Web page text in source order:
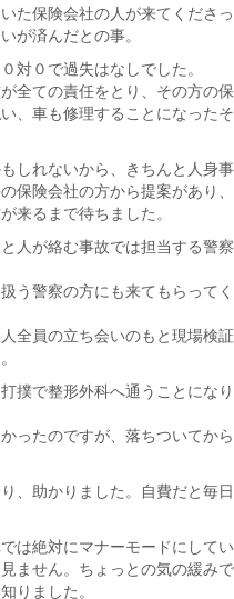
た保険会社の人が来てくださっ
が済んだとの事。
対０で過失はなしでした。
全ての責任をとり、その方の保
、車も修理することになったそ
しれないから、きちんと人身事
保険会社の方から提案があり、
来るまで待ちました。
人が絡む事故では担当する警察
う警察の方にも来てもらってく
全員の立ち会いのもと現場検証
撲で整形外科へ通うことになり
ったのですが、落ちついてから
、助かりました。自費だと毎日
は絶対にマナーモードにしてい
ません。ちょっとの気の緩みで
りました。